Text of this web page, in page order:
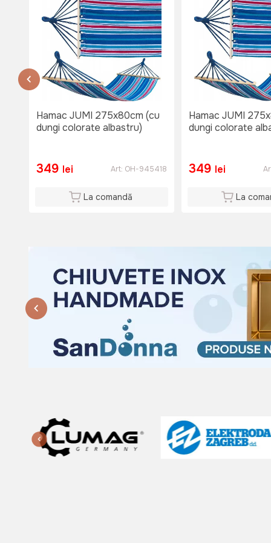
Du: 08:00-15:00
or.Causeni , str. 31 August 1
str. 31 August 1
тел. 060653777
Nu e disponibil
Lu-Vi: 08:00-18:00
Du: 08:00 - 15:00
Hamac JUMI 275x80cm (cu
dungi colorate albastru)
349 lei Art: OH-945418
La comandă
Hamac JUMI
dungi colorate
349 lei
La